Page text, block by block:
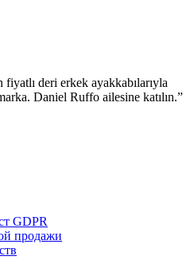
deri erkek ayakkabılarıyla
Daniel Ruffo ailesine katılın.”
GDPR
продажи